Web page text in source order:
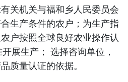
关机关与福和乡人民委员会
生产条件的农户；为生产指
户按照全球良好农业操作认
展生产； 选择咨询单位，
质量认证的依据。